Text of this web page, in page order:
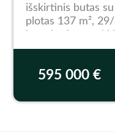
išskirtinis butas
plotas 137 m²,
jūrą.Du dideli
595 000 €